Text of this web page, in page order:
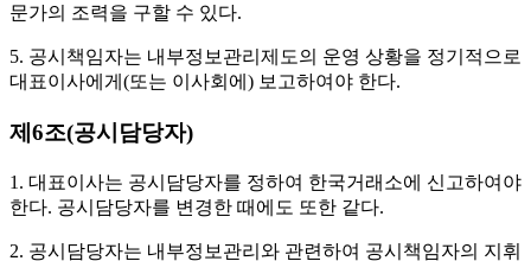
문가의 조력을 구할 수 있다.
5. 공시책임자는 내부정보관리제도의 운영 상황을 정기적으로
대표이사에게(또는 이사회에) 보고하여야 한다.
제6조(공시담당자)
1. 대표이사는 공시담당자를 정하여 한국거래소에 신고하여야
한다. 공시담당자를 변경한 때에도 또한 같다.
2. 공시담당자는 내부정보관리와 관련하여 공시책임자의 지휘